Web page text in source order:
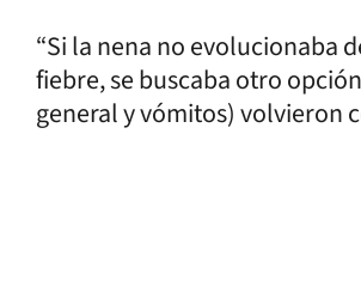
“Si la nena no evolucionaba
fiebre, se buscaba otro
general y vómitos) volvieron